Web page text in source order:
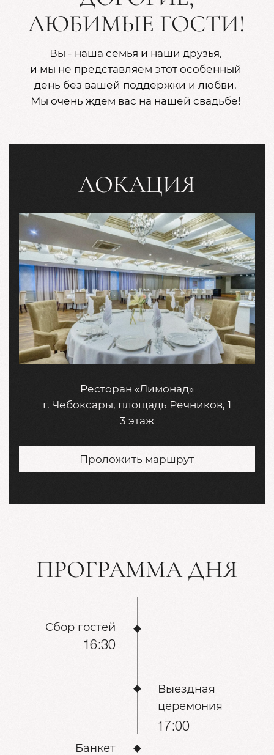
ДРЕСС-КОД
ПРОГРАММА ДНЯ
Сбор гостей
16:30
Банкет
18:00
Выездная
церемония
г. Чебоксары, площадь Речников, 1
Проложить маршрут
ДЛЯ ДЕВУШЕК